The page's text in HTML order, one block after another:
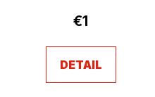
€1
DETAIL